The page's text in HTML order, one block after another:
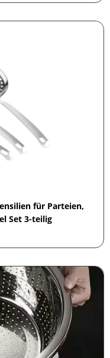
für Parteien,
Set 3-teilig